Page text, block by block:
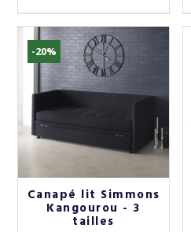
-20%
Canapé lit Simmons
Kangourou - 3
tailles